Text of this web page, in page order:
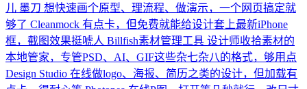
儿 墨刀 想快速画个原型、理流程、做演示，一个网页搞定就
够了 Cleanmock 有点卡，但免费就能给设计套上最新iPhone
框，截图效果挺唬人 Billfish素材管理工具 设计师收拾素材的
本地管家，专管PSD、AI、GIF这些杂七杂八的格式，够用点
Design Studio 在线做logo、海报、简历之类的设计，但加载有